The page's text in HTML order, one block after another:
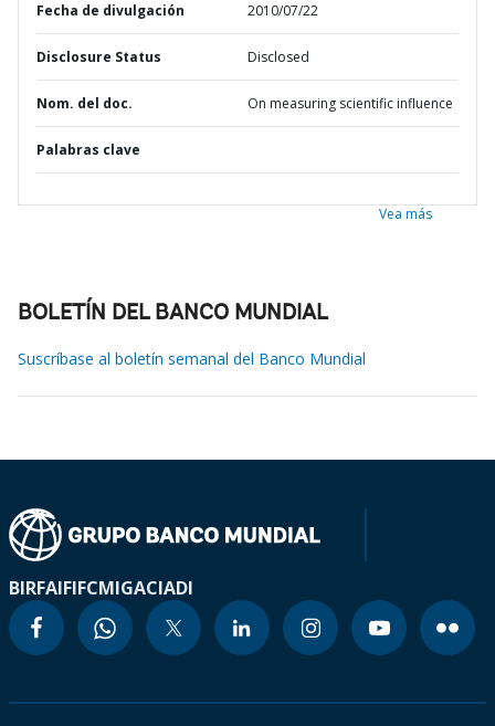
Fecha de divulgación 2010/07/22
Disclosure Status Disclosed
Nom. del doc. On measuring scientific influence
Palabras clave
Vea más
BOLETÍN DEL BANCO MUNDIAL
Suscríbase al boletín semanal del Banco Mundial
BIRFAIFIFCMIGACIADI